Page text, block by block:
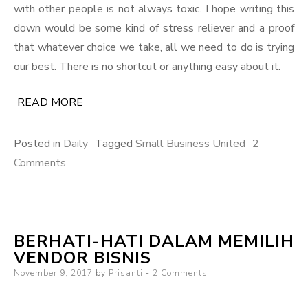
with other people is not always toxic. I hope writing this
down would be some kind of stress reliever and a proof
that whatever choice we take, all we need to do is trying
our best. There is no shortcut or anything easy about it.
READ MORE
Posted in Daily Tagged Small Business United 2
Comments
Talk
About
When
BERHATI-HATI DALAM MEMILIH
VENDOR BISNIS
Posted
November 9, 2017 by Prisanti 2 Comments